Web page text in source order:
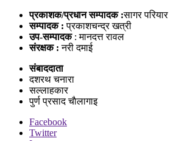
प्रकाशक/प्रधान सम्पादक :सागर परियार
सम्पादक :प्रकाशचन्द्र खत्री
उप-सम्पादक: मानदत्त रावल
संरक्षक : नरी दमाई
संबाददाता
दशरथ चनारा
सल्लाहकार
पुर्ण प्रसाद चाैलागाइ
Facebook
Twitter